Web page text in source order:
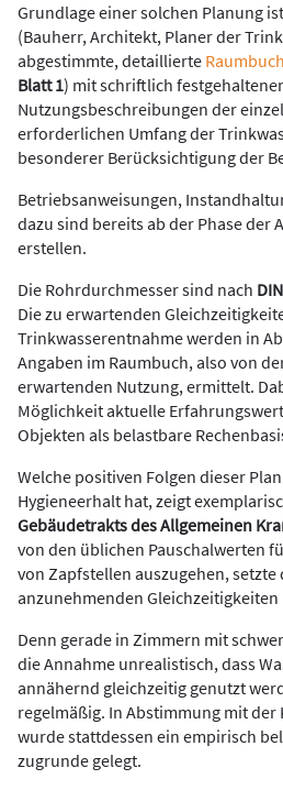
Grundlage einer solchen Planung
(Bauherr, Architekt, Planer der
abgestimmte, detaillierte Raumbuch
Blatt 1) mit schriftlich
Nutzungsbeschreibungen der
erforderlichen Umfang der
besonderer Berücksichtigung der
Betriebsanweisungen,
dazu sind bereits ab der Phase der
erstellen.
Die Rohrdurchmesser sind nach
Die zu erwartenden
Trinkwasserentnahme werden in
Angaben im Raumbuch, also von
erwartenden Nutzung, ermittelt.
Möglichkeit aktuelle
Objekten als belastbare
Welche positiven Folgen dieser
Hygieneerhalt hat, zeigt
Gebäudetrakts des Allgemeinen
von den üblichen Pauschalwerten
von Zapfstellen auszugehen, setzte
anzunehmenden Gleichzeitigkeiten
Denn gerade in Zimmern mit
die Annahme unrealistisch, dass
annähernd gleichzeitig genutzt
regelmäßig. In Abstimmung mit
wurde stattdessen ein empirisch
zugrunde gelegt.